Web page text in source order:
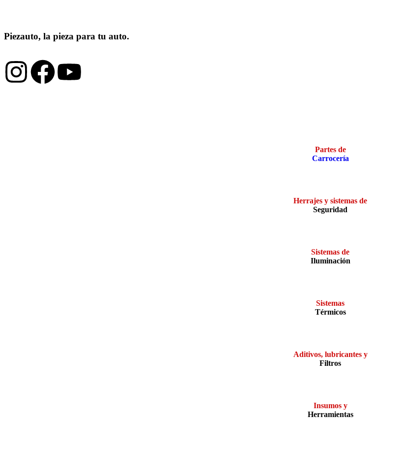
Piezauto, la pieza para tu auto.
Partes de
Carrocería
Herrajes y sistemas de
Seguridad
Sistemas de
Iluminación
Sistemas
Térmicos
Aditivos, lubricantes y
Filtros
Insumos y
Herramientas